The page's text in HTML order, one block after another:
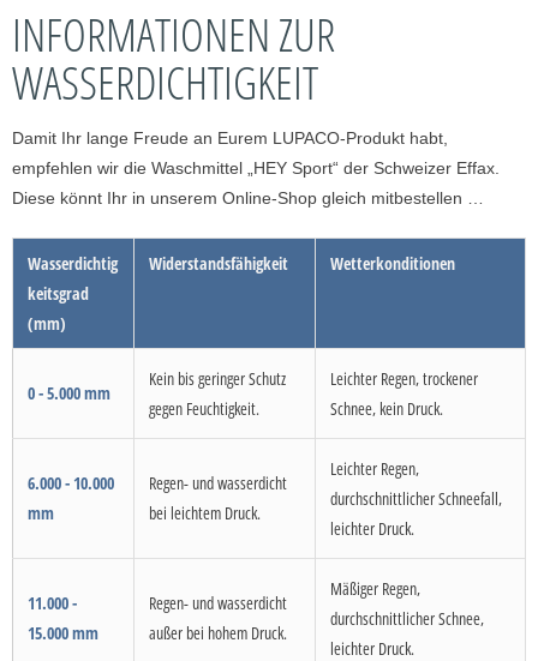
INFORMATIONEN ZUR
WASSERDICHTIGKEIT
Damit Ihr lange Freude an Eurem LUPACO-Produkt habt,
empfehlen wir die Waschmittel „HEY Sport“ der Schweizer Effax.
Diese könnt Ihr in unserem Online-Shop gleich mitbestellen …
Wasserdichtig
keitsgrad
(mm)
Widerstandsfähigkeit Wetterkonditionen
0 - 5.000 mm
Kein bis geringer Schutz
gegen Feuchtigkeit.
Leichter Regen, trockener
Schnee, kein Druck.
6.000 - 10.000
mm
Regen- und wasserdicht
bei leichtem Druck.
Leichter Regen,
durchschnittlicher Schneefall,
leichter Druck.
11.000 -
15.000 mm
Regen- und wasserdicht
außer bei hohem Druck.
Mäßiger Regen,
durchschnittlicher Schnee,
leichter Druck.